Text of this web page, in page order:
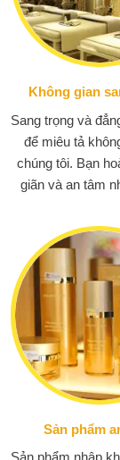
Không gian
Sang trọng và
để miêu tả
chúng tôi. Bạn
giãn và an tâm
Sản phẩm